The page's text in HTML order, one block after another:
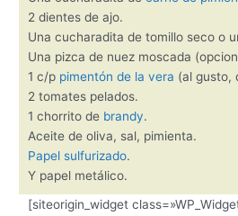
2 dientes de ajo.
Una cucharadita de tomillo seco o
Una pizca de nuez moscada
1 c/p pimentón de la vera (al gusto,
2 tomates pelados.
1 chorrito de brandy.
Aceite de oliva, sal, pimienta.
Papel sulfurizado.
Y papel metálico.
[siteorigin_widget